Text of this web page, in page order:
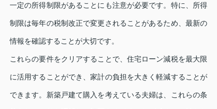
一定の所得制限があることにも注意が必要です。特に、所得
制限は毎年の税制改正で変更されることがあるため、最新の
情報を確認することが大切です。
これらの要件をクリアすることで、住宅ローン減税を最大限
に活用することができ、家計の負担を大きく軽減することが
できます。新築戸建て購入を考えている夫婦は、これらの条